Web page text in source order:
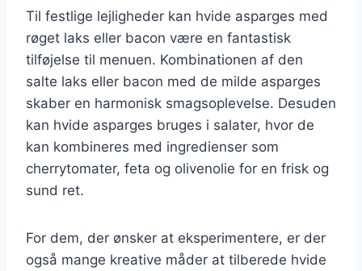
Til festlige lejligheder kan hvide asparges med
røget laks eller bacon være en fantastisk
tilføjelse til menuen. Kombinationen af den
salte laks eller bacon med de milde asparges
skaber en harmonisk smagsoplevelse. Desuden
kan hvide asparges bruges i salater, hvor de
kan kombineres med ingredienser som
cherrytomater, feta og olivenolie for en frisk og
sund ret.
For dem, der ønsker at eksperimentere, er der
også mange kreative måder at tilberede hvide